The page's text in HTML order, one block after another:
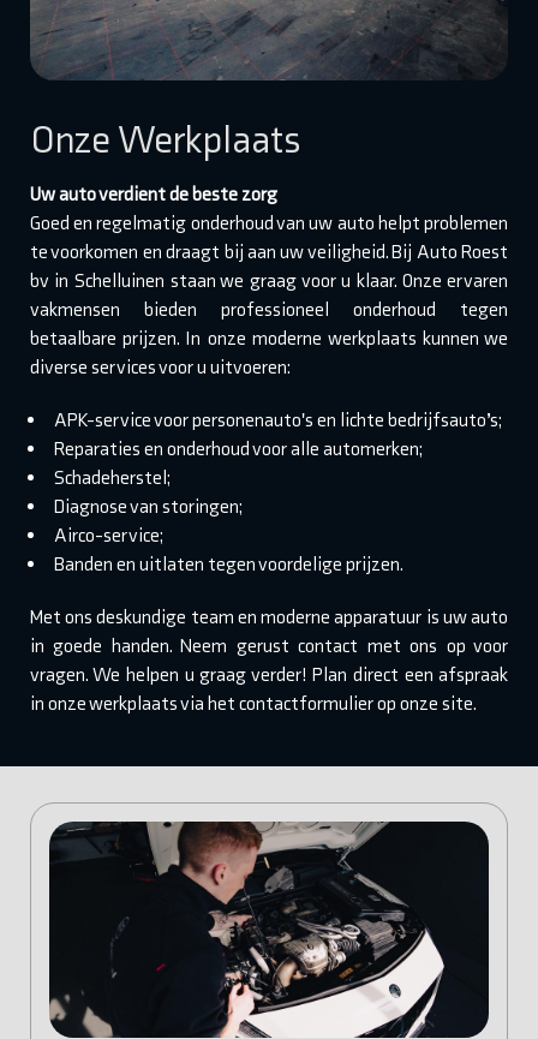
Onze Werkplaats
Uw auto verdient de beste zorg
Goed en regelmatig onderhoud van uw auto helpt problemen
te voorkomen en draagt bij aan uw veiligheid. Bij Auto Roest
bv in Schelluinen staan we graag voor u klaar. Onze ervaren
vakmensen bieden professioneel onderhoud tegen
betaalbare prijzen. In onze moderne werkplaats kunnen we
diverse services voor u uitvoeren:
APK-service voor personenauto's en lichte bedrijfsauto’s;
Reparaties en onderhoud voor alle automerken;
Schadeherstel;
Diagnose van storingen;
Airco-service;
Banden en uitlaten tegen voordelige prijzen.
Met ons deskundige team en moderne apparatuur is uw auto
in goede handen. Neem gerust contact met ons op voor
vragen. We helpen u graag verder! Plan direct een afspraak
in onze werkplaats via het contactformulier op onze site.